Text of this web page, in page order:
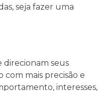
seja fazer uma
direcionam seus
mais precisão e
interesses,